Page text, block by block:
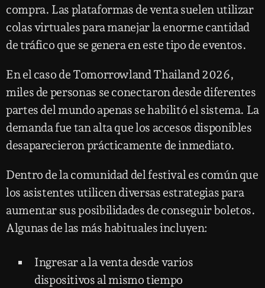
compra. Las plataformas de venta suelen utilizar
colas virtuales para manejar la enorme cantidad
de tráfico que se genera en este tipo de eventos.
En el caso de Tomorrowland Thailand 2026,
miles de personas se conectaron desde diferentes
partes del mundo apenas se habilitó el sistema. La
demanda fue tan alta que los accesos disponibles
desaparecieron prácticamente de inmediato.
Dentro de la comunidad del festival es común que
los asistentes utilicen diversas estrategias para
aumentar sus posibilidades de conseguir boletos.
Algunas de las más habituales incluyen:
Ingresar a la venta desde varios
dispositivos al mismo tiempo